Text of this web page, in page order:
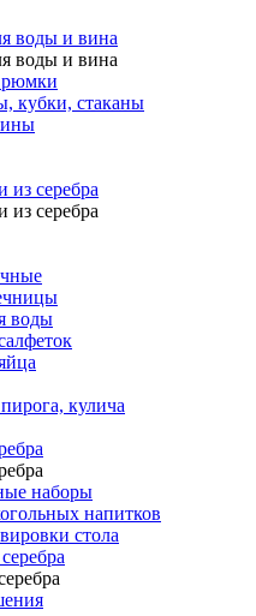
воды и вина
воды и вина
рюмки
кубки, стаканы
из серебра
из серебра
воды
кулича
наборы
напитков
стола